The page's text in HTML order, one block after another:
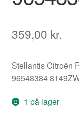
359,00 kr.
Stellantis Citroën
96548384
1 på lager